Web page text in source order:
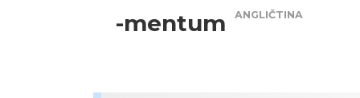
-mentum ANGLIČTINA